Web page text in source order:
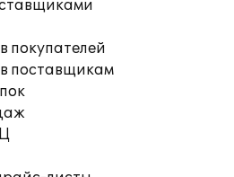
покупателей
поставщикам